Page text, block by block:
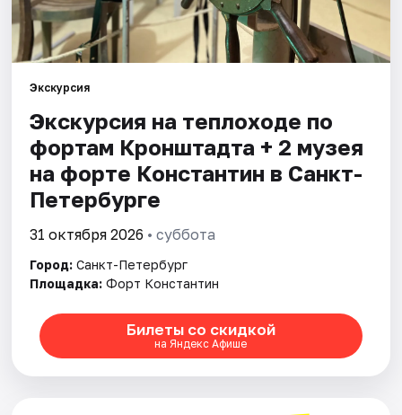
Города
Площадки
Артисты
Рейтинги
Экскурсия
Экскурсия на теплоходе по
фортам Кронштадта + 2 музея
на форте Константин в Санкт-
Петербурге
31 октября 2026 • суббота
Город: Санкт-Петербург
Площадка: Форт Константин
Билеты со скидкой
на Яндекс Афише